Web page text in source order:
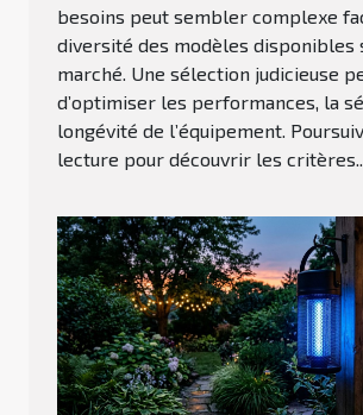
besoins peut sembler complexe
diversité des modèles disponibles
marché. Une sélection judicieuse
d’optimiser les performances, la
longévité de l’équipement.
lecture pour découvrir les